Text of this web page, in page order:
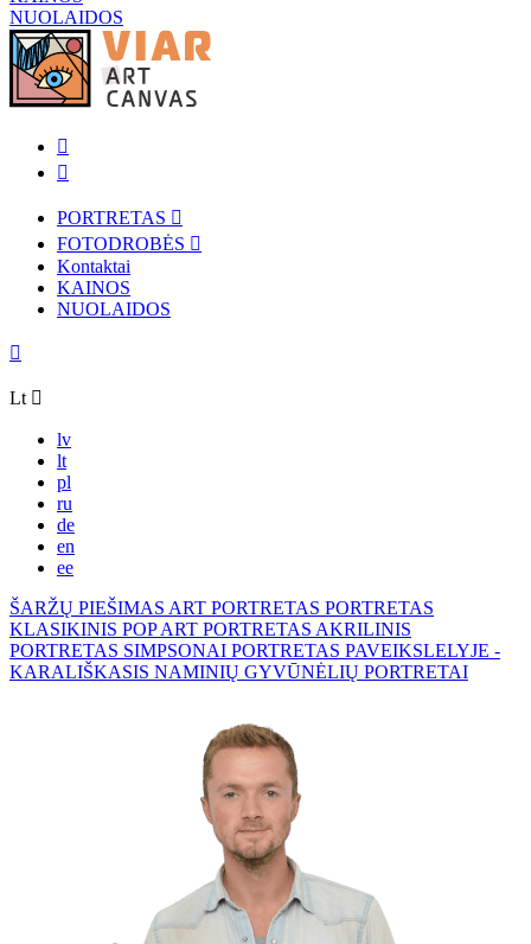
NUOLAIDOS
PORTRETAS
FOTODROBĖS
Kontaktai
KAINOS
NUOLAIDOS
Lt
lv
lt
pl
ru
de
en
ee
ŠARŽŲ PIEŠIMAS ART PORTRETAS PORTRETAS
KLASIKINIS POP ART PORTRETAS AKRILINIS
PORTRETAS SIMPSONAI PORTRETAS PAVEIKSLELYJE -
KARALIŠKASIS NAMINIŲ GYVŪNĖLIŲ PORTRETAI